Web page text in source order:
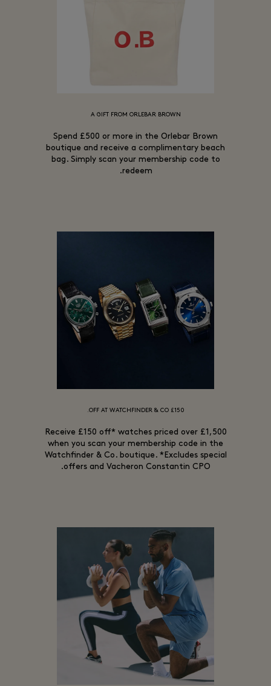
A GIFT FROM ORLEBAR BROWN
Spend £500 or more in the Orlebar Brown
boutique and receive a complimentary beach
bag. Simply scan your membership code to
redeem.
£150 OFF AT WATCHFINDER & CO.
Receive £150 off* watches priced over £1,500
when you scan your membership code in the
Watchfinder & Co. boutique. *Excludes special
offers and Vacheron Constantin CPO.